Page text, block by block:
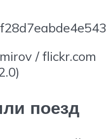
/ flickr.com
поезд